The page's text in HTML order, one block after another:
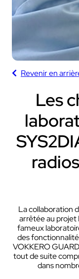
Revenir en
Les
La collaboration
arrêtée au projet
fameux
des
VOKKERO
tout de suite
dans